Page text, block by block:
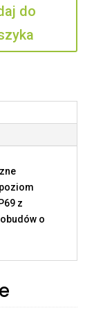
CAS
do
z
o